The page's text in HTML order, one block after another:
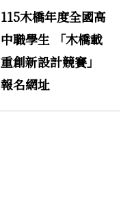
115木橋年度全國高
中職學生 「木橋載
重創新設計競賽」
報名網址